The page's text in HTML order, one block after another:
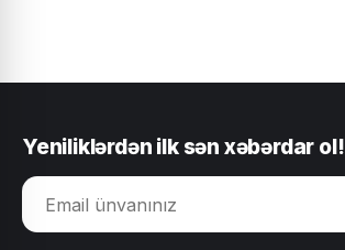
Yeniliklərdən ilk sən xəbərdar ol!